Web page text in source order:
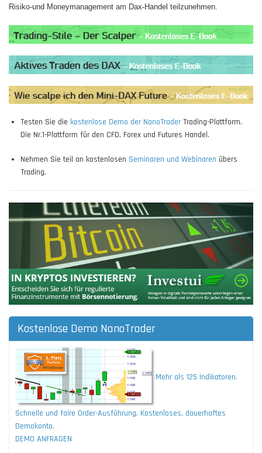
Risiko-und Moneymanagement am Dax-Handel teilzunehmen.
Testen Sie die kostenlose Demo der NanoTraderTrading-Plattform.
Die Nr.1-Plattform für den CFD, Forex und Futures Handel.
Nehmen Sie teil an kostenlosen Seminaren und Webinaren übers
Trading.
Kostenlose Demo NanoTrader
Mehr als 125 Indikatoren.
Schnelle und faire Order-Ausführung. Kostenloses, dauerhaftes
Demokonto.
DEMO ANFRAGEN